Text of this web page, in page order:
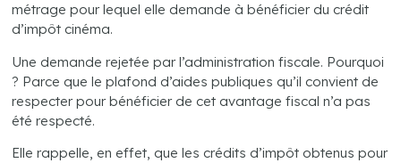
métrage pour lequel elle demande à bénéficier du crédit
d’impôt cinéma.
Une demande rejetée par l’administration fiscale. Pourquoi
? Parce que le plafond d’aides publiques qu’il convient de
respecter pour bénéficier de cet avantage fiscal n’a pas
été respecté.
Elle rappelle, en effet, que les crédits d’impôt obtenus pour